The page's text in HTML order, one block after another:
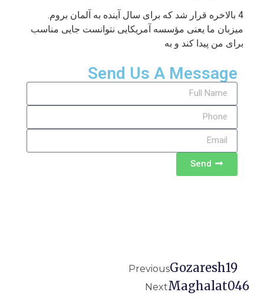
4 بالاخره قرار شد که برای سال آینده به آلمان بروم.
میزبان ما یعنی مؤسسه آمریکایی نتوانست جایی مناسب
برای من پیدا کند و به
Send Us A Message
Send
PreviousGozaresh19
NextMaghalat046